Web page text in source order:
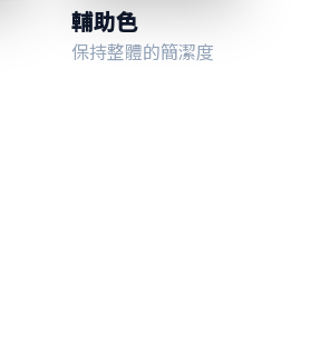
輔助色
保持整體的簡潔度